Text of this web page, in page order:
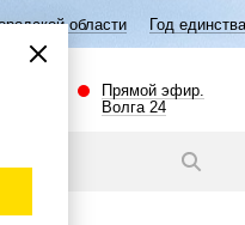
Год единства народов России
Прямой эфир.
Волга 24